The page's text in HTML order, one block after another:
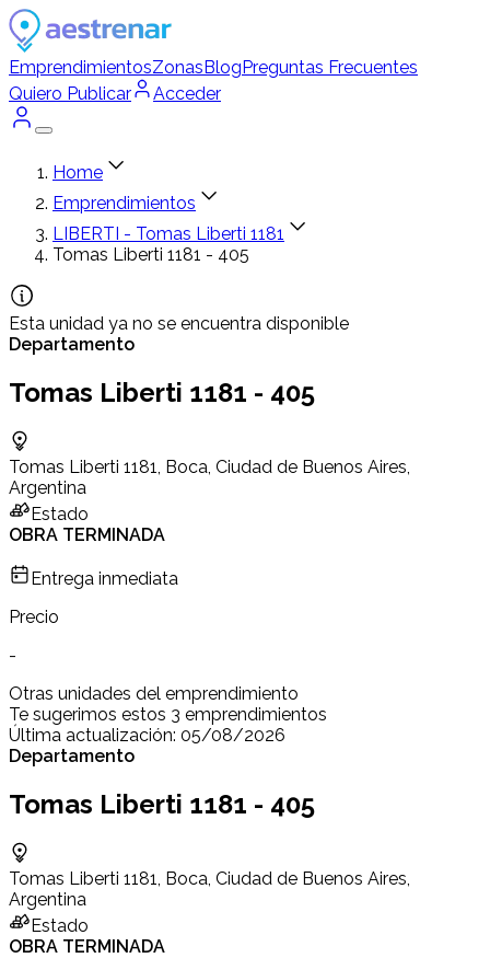
EmprendimientosZonasBlogPreguntas Frecuentes
Quiero Publicar
Acceder
Home
Emprendimientos
LIBERTI - Tomas Liberti 1181
Tomas Liberti 1181 - 405
Esta unidad ya no se encuentra disponible
Departamento
Tomas Liberti 1181 - 405
Tomas Liberti 1181, Boca, Ciudad de Buenos Aires,
Argentina
Estado
OBRA TERMINADA
Entrega inmediata
Precio
-
Otras unidades del emprendimiento
Te sugerimos estos 3 emprendimientos
Última actualización: 05/08/2026
Departamento
Tomas Liberti 1181 - 405
Tomas Liberti 1181, Boca, Ciudad de Buenos Aires,
Argentina
Estado
OBRA TERMINADA